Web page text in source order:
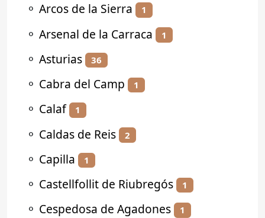
⚬ Arcos de la Sierra 1
⚬ Arsenal de la Carraca 1
⚬ Asturias 36
⚬ Cabra del Camp 1
⚬ Calaf 1
⚬ Caldas de Reis 2
⚬ Capilla 1
⚬ Castellfollit de Riubregós 1
⚬ Cespedosa de Agadones 1